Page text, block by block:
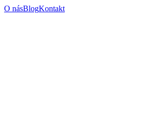
O násBlogKontakt